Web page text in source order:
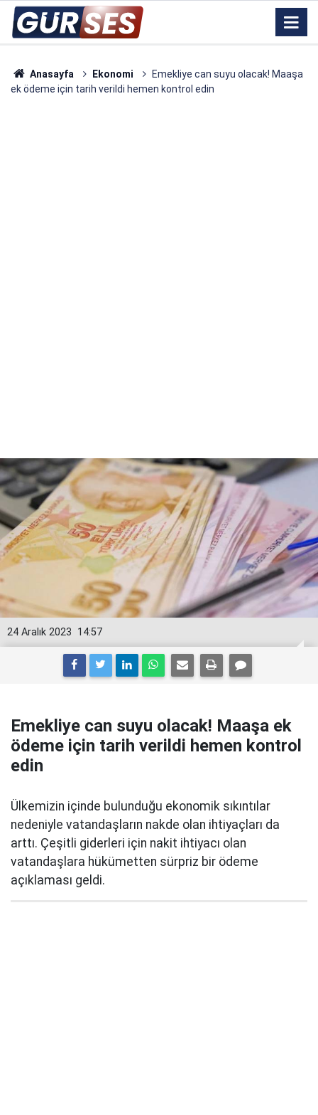
Anasayfa Ekonomi
Emekliye can suyu olacak! Maaşa
ek ödeme için tarih verildi hemen kontrol edin
14:57
24 Aralık 2023
Emekliye can suyu olacak! Maaşa ek
ödeme için tarih verildi hemen kontrol
edin
Ülkemizin içinde bulunduğu ekonomik sıkıntılar
nedeniyle vatandaşların nakde olan ihtiyaçları da
arttı. Çeşitli giderleri için nakit ihtiyacı olan
vatandaşlara hükümetten sürpriz bir ödeme
açıklaması geldi.